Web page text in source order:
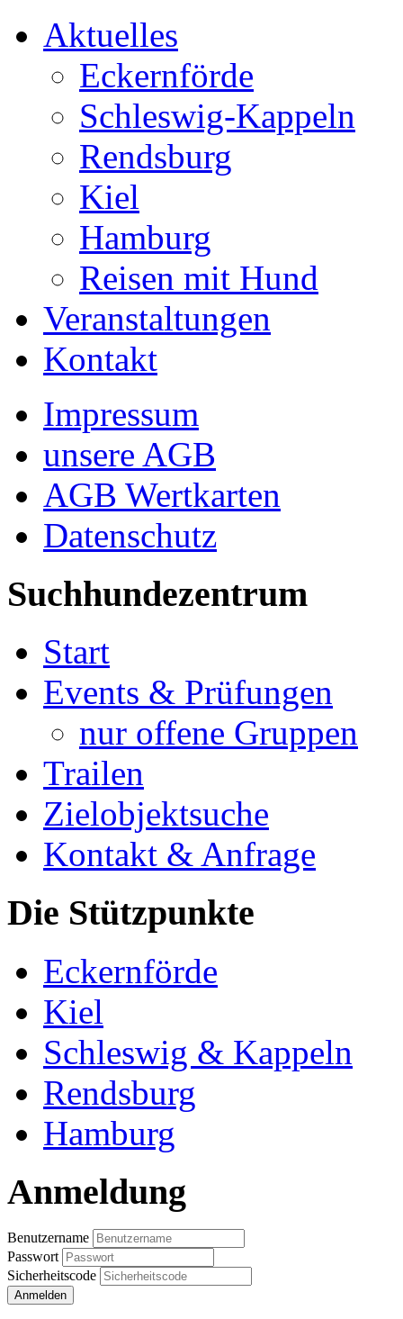
Aktuelles
Eckernförde
Schleswig-Kappeln
Rendsburg
Kiel
Hamburg
Reisen mit Hund
Veranstaltungen
Kontakt
Impressum
unsere AGB
AGB Wertkarten
Datenschutz
Suchhundezentrum
Start
Events & Prüfungen
nur offene Gruppen
Trailen
Zielobjektsuche
Kontakt & Anfrage
Die Stützpunkte
Eckernförde
Kiel
Schleswig & Kappeln
Rendsburg
Hamburg
Anmeldung
Benutzername
Passwort
Sicherheitscode
Anmelden